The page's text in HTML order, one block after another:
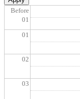
Before
01
01
02
03